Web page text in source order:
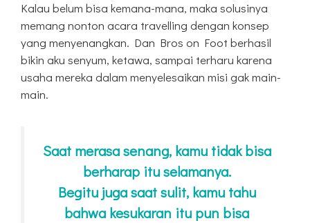
Kalau belum bisa kemana-mana, maka solusinya
memang nonton acara travelling dengan konsep
yang menyenangkan. Dan Bros on Foot berhasil
bikin aku senyum, ketawa, sampai terharu karena
usaha mereka dalam menyelesaikan misi gak main-
main.
Saat merasa senang, kamu tidak bisa
berharap itu selamanya.
Begitu juga saat sulit, kamu tahu
bahwa kesukaran itu pun bisa